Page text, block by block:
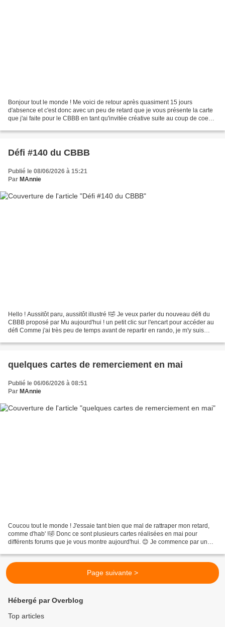
Bonjour tout le monde ! Me voici de retour après quasiment 15 jours
d'absence et c'est donc avec un peu de retard que je vous présente la carte
que j'ai faite pour le CBBB en tant qu'invitée créative suite au coup de coeur
Défi #140 du CBBB
Publié le 08/06/2026 à 15:21
Par MAnnie
Hello ! Aussitôt paru, aussitôt illustré !🤣 Je veux parler du nouveau défi du
CBBB proposé par Mu aujourd'hui ! un petit clic sur l'encart pour accéder au
défi Comme j'ai très peu de temps avant de repartir en rando, je m'y suis
quelques cartes de remerciement en mai
Publié le 06/06/2026 à 08:51
Par MAnnie
Coucou tout le monde ! J'essaie tant bien que mal de rattraper mon retard,
comme d'hab' !🤣 Donc ce sont plusieurs cartes réalisées en mai pour
différents forums que je vous montre aujourd'hui. 😊 Je commence par un
Page suivante >
Hébergé par Overblog
Top articles